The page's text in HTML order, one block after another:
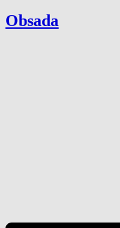
Obsada